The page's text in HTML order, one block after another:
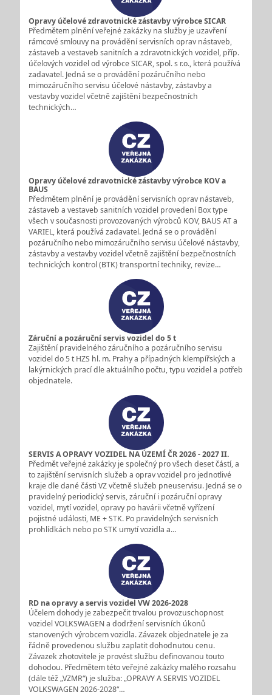
Opravy účelové zdravotnické zástavby výrobce SICAR
Předmětem plnění veřejné zakázky na služby je uzavření
rámcové smlouvy na provádění servisních oprav nástaveb,
zástaveb a vestaveb sanitních a zdravotnických vozidel, příp.
účelových vozidel od výrobce SICAR, spol. s r.o., která používá
zadavatel. Jedná se o provádění pozáručního nebo
mimozáručního servisu účelové nástavby, zástavby a
vestavby vozidel včetně zajištění bezpečnostních
technických…
Opravy účelové zdravotnické zástavby výrobce KOV a
BAUS
Předmětem plnění je provádění servisních oprav nástaveb,
zástaveb a vestaveb sanitních vozidel provedení Box type
všech v současnosti provozovaných výrobců KOV, BAUS AT a
VARIEL, která používá zadavatel. Jedná se o provádění
pozáručního nebo mimozáručního servisu účelové nástavby,
zástavby a vestavby vozidel včetně zajištění bezpečnostních
technických kontrol (BTK) transportní techniky, revize…
Záruční a pozáruční servis vozidel do 5 t
Zajištění pravidelného záručního a pozáručního servisu
vozidel do 5 t HZS hl. m. Prahy a případných klempířských a
lakýrnických prací dle aktuálního počtu, typu vozidel a potřeb
objednatele.
SERVIS A OPRAVY VOZIDEL NA ÚZEMÍ ČR 2026 - 2027 II.
Předmět veřejné zakázky je společný pro všech deset částí, a
to zajištění servisních služeb a oprav vozidel pro jednotlivé
kraje dle dané části VZ včetně služeb pneuservisu. Jedná se o
pravidelný periodický servis, záruční i pozáruční opravy
vozidel, mytí vozidel, opravy po havárii včetně vyřízení
pojistné události, ME + STK. Po pravidelných servisních
prohlídkách nebo po STK umytí vozidla a…
RD na opravy a servis vozidel VW 2026-2028
Účelem dohody je zabezpečit trvalou provozuschopnost
vozidel VOLKSWAGEN a dodržení servisních úkonů
stanovených výrobcem vozidla. Závazek objednatele je za
řádně provedenou službu zaplatit dohodnutou cenu.
Závazek zhotovitele je provést službu definovanou touto
dohodou. Předmětem této veřejné zakázky malého rozsahu
(dále též „VZMR“) je služba: „OPRAVY A SERVIS VOZIDEL
VOLKSWAGEN 2026-2028“…